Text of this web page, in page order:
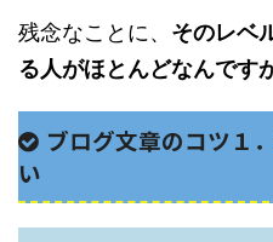
残念なことに、 そのレベ
る人がほとんどなんです
ブログ文章のコツ１
い